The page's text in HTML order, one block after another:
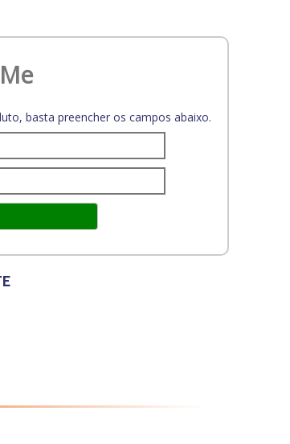
basta preencher os campos abaixo.